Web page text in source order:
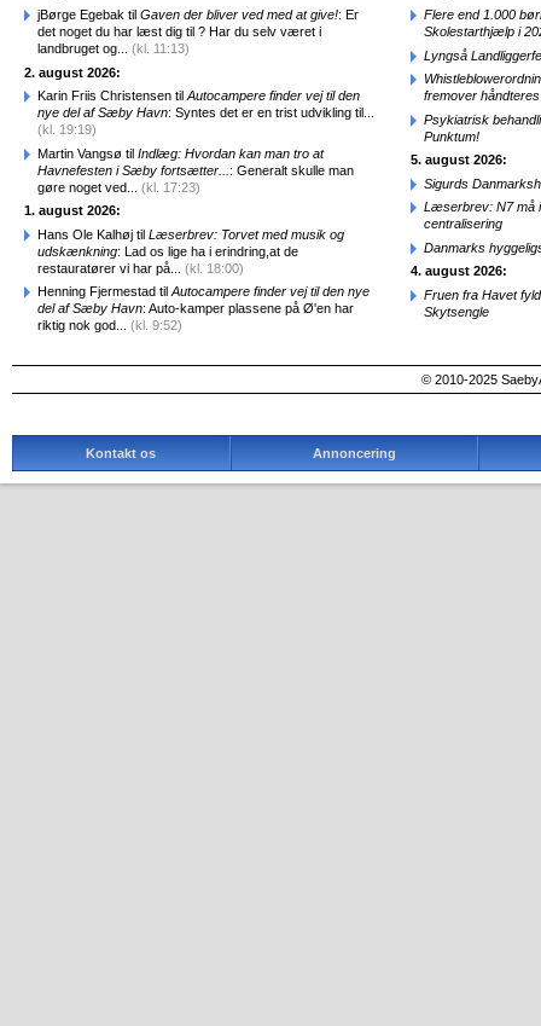
jBørge Egebak til Gaven der bliver ved med at give!: Er
det noget du har læst dig til ? Har du selv været i
landbruget og... (kl. 11:13)
2. august 2026:
Karin Friis Christensen til Autocampere finder vej til den
nye del af Sæby Havn: Syntes det er en trist udvikling til...
(kl. 19:19)
Martin Vangsø til Indlæg: Hvordan kan man tro at
Havnefesten i Sæby fortsætter... : Generalt skulle man
gøre noget ved... (kl. 17:23)
1. august 2026:
Hans Ole Kalhøj til Læserbrev: Torvet med musik og
udskænkning: Lad os lige ha i erindring,at de
restauratører vi har på... (kl. 18:00)
Henning Fjermestad til Autocampere finder vej til den nye
del af Sæby Havn: Auto-kamper plassene på Ø'en har
riktig nok god... (kl. 9:52)
Flere end 1.000
Skolestarthjælp i
Lyngså
fremover
Psykiatrisk
Punktum!
5. august 2026:
Sigurds
Læserbrev: N7 må
centralisering
Danmarks
4. august 2026:
Fruen fra Havet
Skytsengle
© 2010-2025
Kontakt os Annoncering